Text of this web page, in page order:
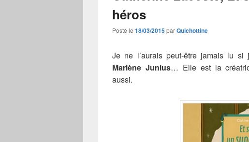
héros
Posté le 18/03/2015parQuichottine
Je ne l’aurais peut-être jamais lu si
Marlène Junius… Elle est la
aussi.